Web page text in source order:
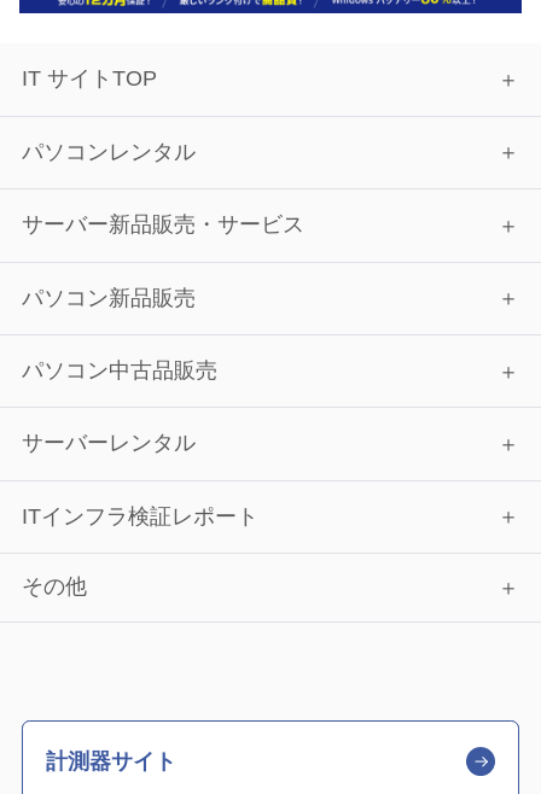
IT サイトTOP
パソコンレンタル
サーバー新品販売・サービス
パソコン新品販売
パソコン中古品販売
サーバーレンタル
ITインフラ検証レポート
その他
計測器サイト